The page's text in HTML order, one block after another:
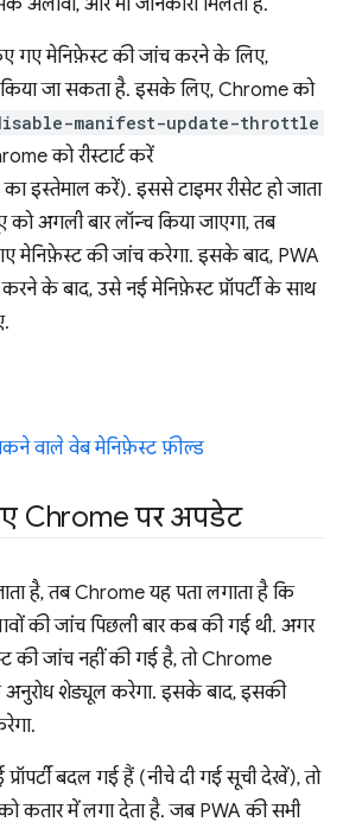
अलावा, और भी जानकारी मिलती है.
गए मेनिफ़ेस्ट की जांच करने के लिए,
जा सकता है. इसके लिए, Chrome को
manifest-update-throttle
को रीस्टार्ट करें
का इस्तेमाल करें). इससे टाइमर रीसेट हो जाता
अगली बार लॉन्च किया जाएगा, तब
मेनिफ़ेस्ट की जांच करेगा. इसके बाद, PWA
के बाद, उसे नई मेनिफ़ेस्ट प्रॉपर्टी के साथ
वाले वेब मेनिफ़ेस्ट फ़ील्ड
Chrome पर अपडेट
है, तब Chrome यह पता लगाता है कि
की जांच पिछली बार कब की गई थी. अगर
की जांच नहीं की गई है, तो Chrome
अनुरोध शेड्यूल करेगा. इसके बाद, इसकी
बदल गई हैं (नीचे दी गई सूची देखें), तो
कतार में लगा देता है. जब PWA की सभी